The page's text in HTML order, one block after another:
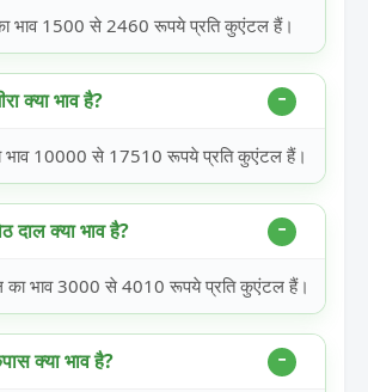
का भाव 1500 से 2460 रूपये प्रति कुएंटल हैं।
क्या भाव है?
भाव 10000 से 17510 रूपये प्रति कुएंटल हैं।
दाल क्या भाव है?
का भाव 3000 से 4010 रूपये प्रति कुएंटल हैं।
क्या भाव है?